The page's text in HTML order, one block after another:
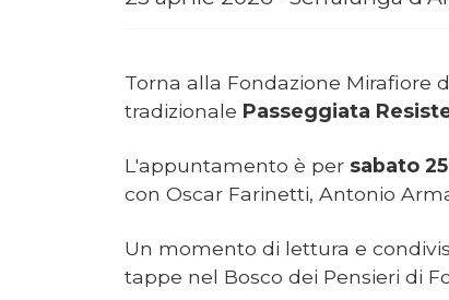
Torna alla Fondazione Mirafiore
tradizionale Passeggiata
L'appuntamento è per sabato
con Oscar Farinetti, Antonio
Un momento di lettura e
tappe nel Bosco dei Pensieri di